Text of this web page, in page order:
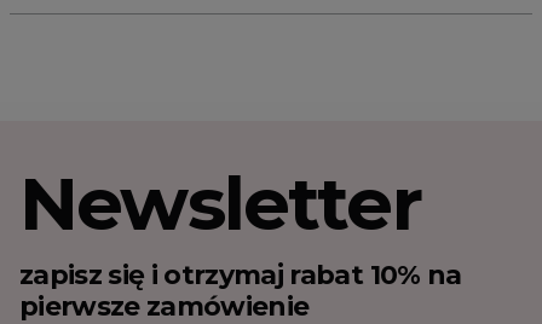
Newsletter
zapisz się i otrzymaj rabat 10% na
pierwsze zamówienie